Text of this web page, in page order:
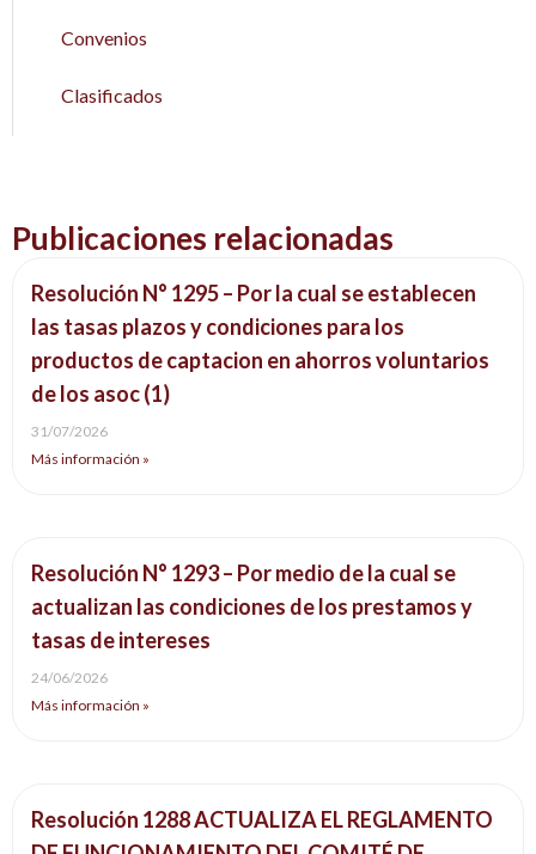
Convenios
Clasificados
Publicaciones relacionadas
Resolución N° 1295 – Por la cual se establecen
las tasas plazos y condiciones para los
productos de captacion en ahorros voluntarios
de los asoc (1)
31/07/2026
Más información »
Resolución N° 1293 – Por medio de la cual se
actualizan las condiciones de los prestamos y
tasas de intereses
24/06/2026
Más información »
Resolución 1288 ACTUALIZA EL REGLAMENTO